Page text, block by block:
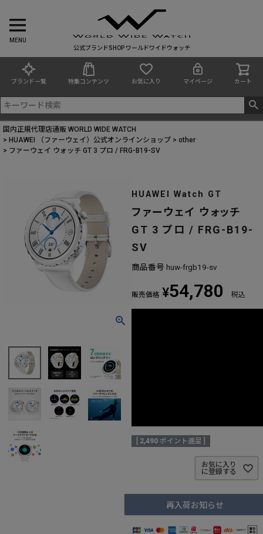
MENU
公式ブランドSHOP ワールドワイドウォッチ
ブランド一覧 特集コンテンツ お気に入り マイページ カート
国内正規代理店通販 WORLD WIDE WATCH
HUAWEI （ファーウェイ）公式オンラインショップ
other
ファーウェイ ウォッチ GT 3 プロ / FRG-B19-SV
HUAWEI Watch GT
ファーウェイ ウォッチ
GT 3 プロ / FRG-B19-
SV
商品番号 huw-frgb19-sv
販売価格 ¥54,780 税込
2,490 ポイント進呈 ]
お気に入り
に登録する
再入荷お知らせ